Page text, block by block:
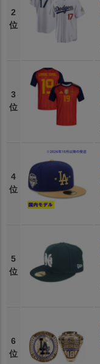
2
位
3
位
4
位
5
位
6
位